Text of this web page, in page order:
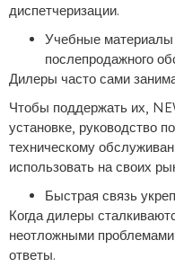
диспетчеризации.
Учебные
послепродажного
Дилеры часто сами
Чтобы поддержать их,
установке, руководство
техническому
использовать на своих
Быстрая связь
Когда дилеры
неотложными
ответы.